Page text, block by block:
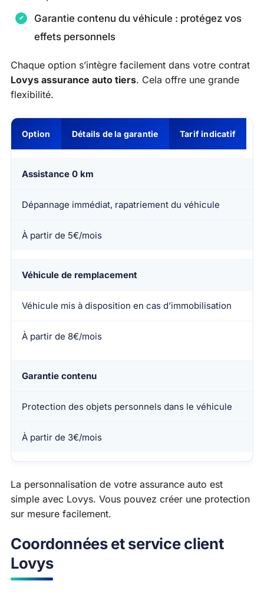
Garantie contenu du véhicule : protégez vos
effets personnels
Chaque option s’intègre facilement dans votre contrat
Lovys assurance auto tiers. Cela offre une grande
flexibilité.
Option Détails de la garantie Tarif indicatif
Assistance 0 km
Dépannage immédiat, rapatriement du véhicule
À partir de 5€/mois
Véhicule de remplacement
Véhicule mis à disposition en cas d’immobilisation
À partir de 8€/mois
Garantie contenu
Protection des objets personnels dans le véhicule
À partir de 3€/mois
La personnalisation de votre assurance auto est
simple avec Lovys. Vous pouvez créer une protection
sur mesure facilement.
Coordonnées et service client
Lovys